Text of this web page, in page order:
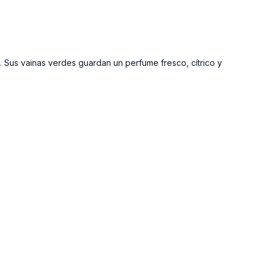
vainas verdes guardan un perfume fresco, cítrico y